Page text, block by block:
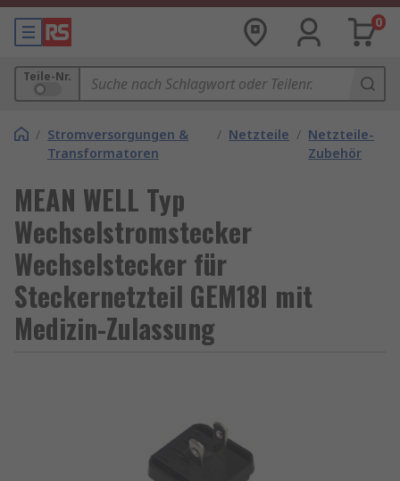
0
Teile-Nr.
/ Stromversorgungen &
Transformatoren
/ Netzteile / Netzteile-
Zubehör
MEAN WELL Typ
Wechselstromstecker
Wechselstecker für
Steckernetzteil GEM18I mit
Medizin-Zulassung